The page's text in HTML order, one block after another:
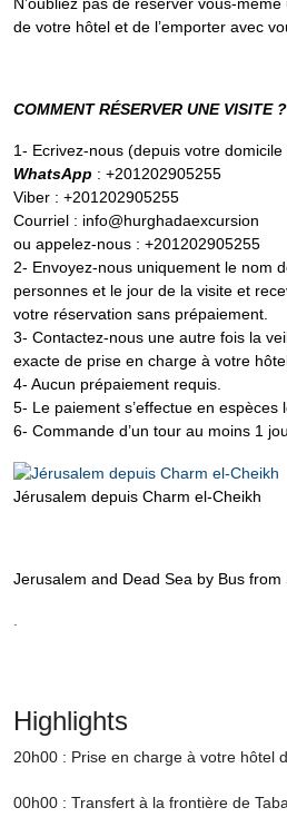
de votre hôtel et de l’emporter avec
COMMENT RÉSERVER UNE VISITE ?
1- Ecrivez-nous (depuis votre
WhatsApp : +201202905255
Viber : +201202905255
Courriel : info@hurghadaexcursion
ou appelez-nous : +201202905255
2- Envoyez-nous uniquement le nom
personnes et le jour de la visite et
votre réservation sans prépaiement.
3- Contactez-nous une autre fois la
exacte de prise en charge à votre
4- Aucun prépaiement requis.
5- Le paiement s’effectue en espèces
6- Commande d’un tour au moins 1
Jérusalem depuis Charm el-Cheikh
Jerusalem and Dead Sea by Bus from
Highlights
20h00 : Prise en charge à votre hôtel
00h00 : Transfert à la frontière de Taba.